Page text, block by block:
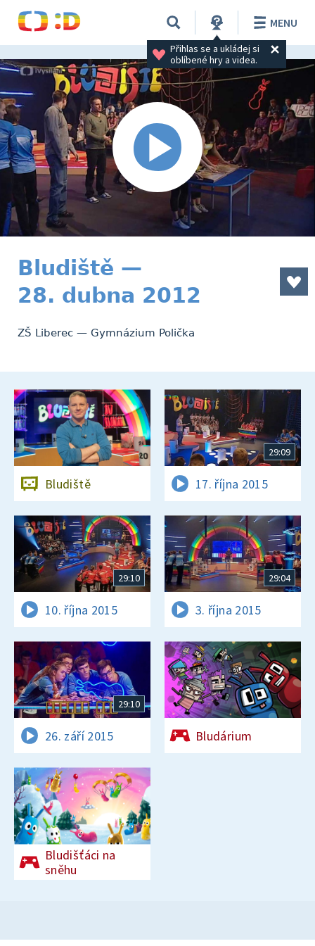
Přihlas se a ukládej si
oblíbené hry a videa.
MENU
Bludiště —
28. dubna 2012
ZŠ Liberec — Gymnázium Polička
Bludiště
29:09
17. října 2015
29:10
10. října 2015
29:04
3. října 2015
29:10
26. září 2015 Bludárium
Bludišťáci na
sněhu